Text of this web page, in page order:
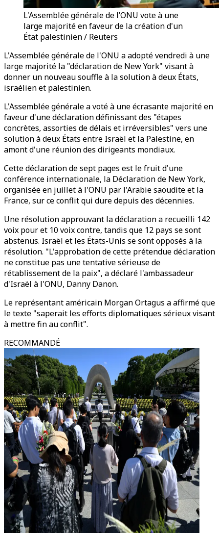
L'Assemblée générale de l’ONU vote à une
large majorité en faveur de la création d'un
État palestinien / Reuters
L'Assemblée générale de l'ONU a adopté vendredi à une
large majorité la "déclaration de New York" visant à
donner un nouveau souffle à la solution à deux États,
israélien et palestinien.
L'Assemblée générale a voté à une écrasante majorité en
faveur d'une déclaration définissant des "étapes
concrètes, assorties de délais et irréversibles" vers une
solution à deux États entre Israël et la Palestine, en
amont d'une réunion des dirigeants mondiaux.
Cette déclaration de sept pages est le fruit d'une
conférence internationale, la Déclaration de New York,
organisée en juillet à l'ONU par l'Arabie saoudite et la
France, sur ce conflit qui dure depuis des décennies.
Une résolution approuvant la déclaration a recueilli 142
voix pour et 10 voix contre, tandis que 12 pays se sont
abstenus. Israël et les États-Unis se sont opposés à la
résolution. "L'approbation de cette prétendue déclaration
ne constitue pas une tentative sérieuse de
rétablissement de la paix", a déclaré l'ambassadeur
d'Israël à l'ONU, Danny Danon.
Le représentant américain Morgan Ortagus a affirmé que
le texte "saperait les efforts diplomatiques sérieux visant
à mettre fin au conflit".
RECOMMANDÉ